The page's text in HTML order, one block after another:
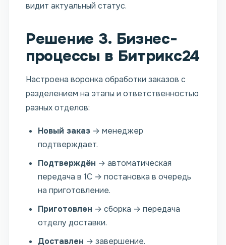
видит актуальный статус.
Решение 3. Бизнес-
процессы в Битрикс24
Настроена воронка обработки заказов с
разделением на этапы и ответственностью
разных отделов:
Новый заказ → менеджер
подтверждает.
Подтверждён → автоматическая
передача в 1С → постановка в очередь
на приготовление.
Приготовлен → сборка → передача
отделу доставки.
Доставлен → завершение.